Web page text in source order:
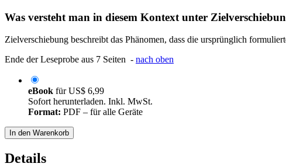
Was versteht man in diesem Kontext unter
Zielverschiebung beschreibt das Phänomen, dass die ursprünglich
Ende der Leseprobe aus 7 Seiten - nach oben
eBook fürUS$ 6,99
Sofort herunterladen. Inkl. MwSt.
Format: PDF – für alle Geräte
In den Warenkorb
Details